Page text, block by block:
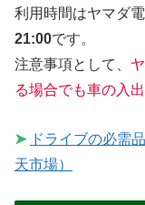
利用時間はヤマダ
21:00です。
注意事項として、
る場合でも車の入
➤ ドライブの必需
天市場）